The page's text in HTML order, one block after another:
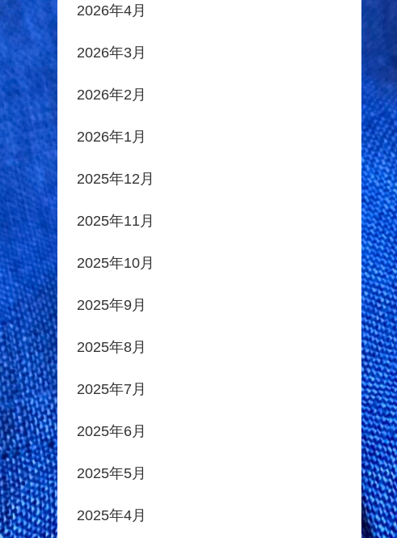
2026年4月
2026年3月
2026年2月
2026年1月
2025年12月
2025年11月
2025年10月
2025年9月
2025年8月
2025年7月
2025年6月
2025年5月
2025年4月